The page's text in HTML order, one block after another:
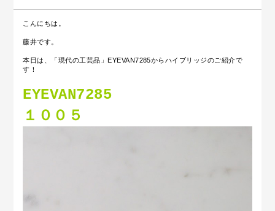
こんにちは。
藤井です。
本日は、「現代の工芸品」EYEVAN7285からハイブリッジのご紹介で
す！
EYEVAN7285
１００５